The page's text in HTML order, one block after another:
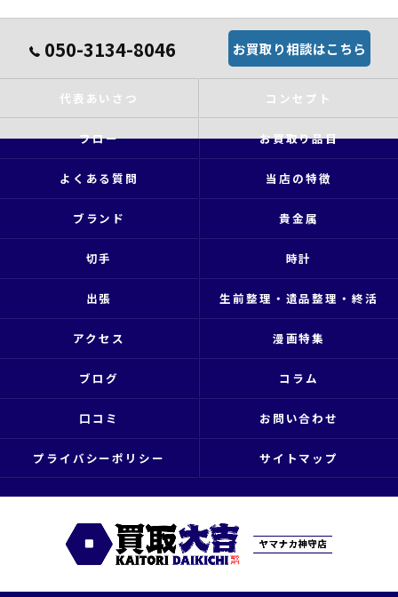
050-3134-8046 お買取り相談はこちら
代表あいさつ コンセプト
フロー お買取り品目
よくある質問 当店の特徴
ブランド 貴金属
切手 時計
出張 生前整理・遺品整理・終活
アクセス 漫画特集
ブログ コラム
口コミ お問い合わせ
プライバシーポリシー サイトマップ